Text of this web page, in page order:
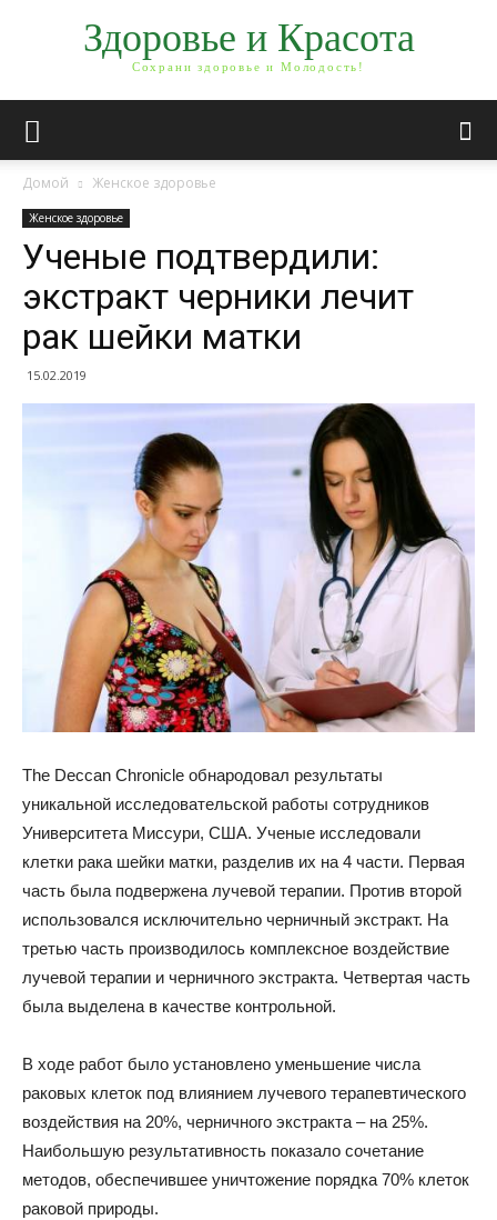
Здоровье и Красота
Сохрани здоровье и Молодость!
Домой Женское здоровье
Женское здоровье
Ученые подтвердили:
экстракт черники лечит
рак шейки матки
15.02.2019
The Deccan Chronicle обнародовал результаты
уникальной исследовательской работы сотрудников
Университета Миссури, США. Ученые исследовали
клетки рака шейки матки, разделив их на 4 части. Первая
часть была подвержена лучевой терапии. Против второй
использовался исключительно черничный экстракт. На
третью часть производилось комплексное воздействие
лучевой терапии и черничного экстракта. Четвертая часть
была выделена в качестве контрольной.
В ходе работ было установлено уменьшение числа
раковых клеток под влиянием лучевого терапевтического
воздействия на 20%, черничного экстракта – на 25%.
Наибольшую результативность показало сочетание
методов, обеспечившее уничтожение порядка 70% клеток
раковой природы.